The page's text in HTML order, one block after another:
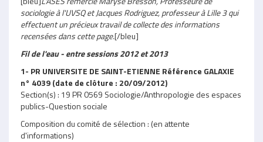
sociologie à l'UVSQ et Jacques Rodriguez, professeur à Lille 3 qui
effectuent un précieux travail de collecte des informations
recensées dans cette page.[/bleu]
Fil de l'eau - entre sessions 2012 et 2013
1- PR UNIVERSITE DE SAINT-ETIENNE Référence GALAXIE
n° 4039 (date de clôture : 20/09/2012)
Section(s) : 19 PR 0569 Sociologie/Anthropologie des espaces
publics-Question sociale
Composition du comité de sélection : (en attente
d'informations)